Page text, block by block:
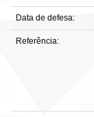
Data de defesa:
Referência: